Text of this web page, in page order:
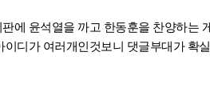
에 윤석열을 까고 한동훈을 찬양하는
이디가 여러개인것보니 댓글부대가 확